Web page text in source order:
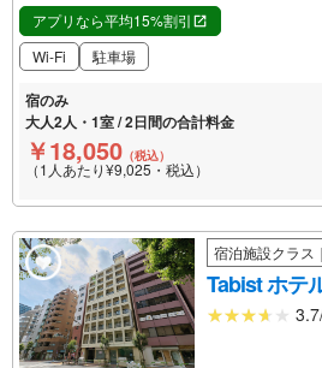
アプリなら平均15%割引
Wi-Fi
駐車場
宿のみ
大人2人・1室 / 2日間の合計料金
￥18,050 （税込）
（1人あたり¥9,025・税込）
宿泊施設クラス
Tabist ホテ